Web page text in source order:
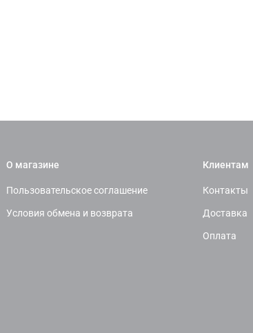
О магазине
Пользовательское соглашение
Условия обмена и возврата
Клиентам
Контакты
Доставка
Оплата